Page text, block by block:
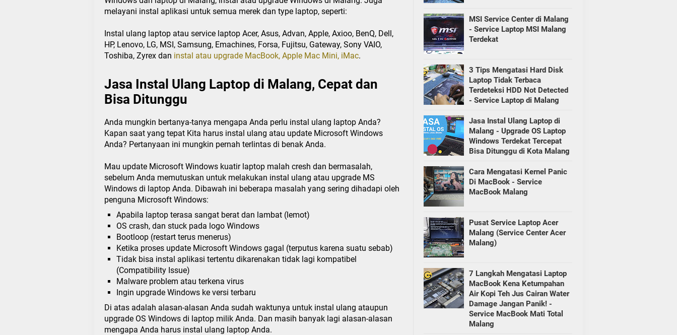
melayani instal aplikasi untuk semua merek dan type laptop, seperti:
Instal ulang laptop atau service laptop Acer, Asus, Advan, Apple, Axioo, BenQ, Dell,
HP, Lenovo, LG, MSI, Samsung, Emachines, Forsa, Fujitsu, Gateway, Sony VAIO,
Toshiba, Zyrex dan instal atau upgrade MacBook, Apple Mac Mini, iMac.
Jasa Instal Ulang Laptop di Malang, Cepat dan
Bisa Ditunggu
Anda mungkin bertanya-tanya mengapa Anda perlu instal ulang laptop Anda?
Kapan saat yang tepat Kita harus instal ulang atau update Microsoft Windows
Anda? Pertanyaan ini mungkin pernah terlintas di benak Anda.
Mau update Microsoft Windows kuatir laptop malah cresh dan bermasalah,
sebelum Anda memutuskan untuk melakukan instal ulang atau upgrade MS
Windows di laptop Anda. Dibawah ini beberapa masalah yang sering dihadapi oleh
penguna Microsoft Windows:
Apabila laptop terasa sangat berat dan lambat (lemot)
OS crash, dan stuck pada logo Windows
Bootloop (restart terus menerus)
Ketika proses update Microsoft Windows gagal (terputus karena suatu sebab)
Tidak bisa instal aplikasi tertentu dikarenakan tidak lagi kompatibel
(Compatibility Issue)
Malware problem atau terkena virus
Ingin upgrade Windows ke versi terbaru
Di atas adalah alasan-alasan Anda sudah waktunya untuk instal ulang ataupun
upgrade OS Windows di laptop milik Anda. Dan masih banyak lagi alasan-alasan
mengapa Anda harus instal ulang laptop Anda.
MSI Service Center di Malang
- Service Laptop MSI Malang
Terdekat
3 Tips Mengatasi Hard Disk
Laptop Tidak Terbaca
Terdeteksi HDD Not Detected
- Service Laptop di Malang
Jasa Instal Ulang Laptop di
Malang - Upgrade OS Laptop
Windows Terdekat Tercepat
Bisa Ditunggu di Kota Malang
Cara Mengatasi Kernel Panic
Di MacBook - Service
MacBook Malang
Pusat Service Laptop Acer
Malang (Service Center Acer
Malang)
7 Langkah Mengatasi Laptop
MacBook Kena Ketumpahan
Air Kopi Teh Jus Cairan Water
Damage Jangan Panik! -
Service MacBook Mati Total
Malang